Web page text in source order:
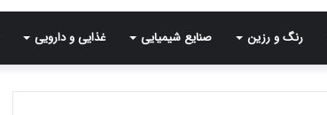
رنگ و رزین صنایع شیمیایی غذایی و دارویی